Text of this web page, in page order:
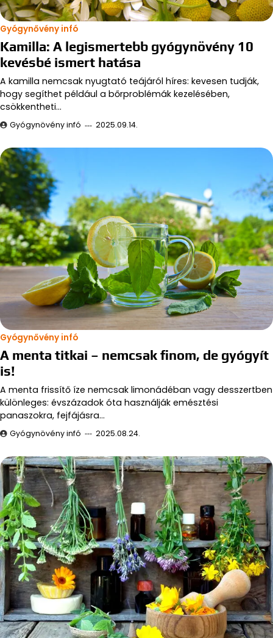
Gyógynővény infó
Kamilla: A legismertebb gyógynövény 10
kevésbé ismert hatása
A kamilla nemcsak nyugtató teájáról híres: kevesen tudják,
hogy segíthet például a bőrproblémák kezelésében,
csökkentheti…
Gyógynövény infó 2025.09.14.
Gyógynővény infó
A menta titkai – nemcsak finom, de gyógyít
is!
A menta frissítő íze nemcsak limonádéban vagy desszertben
különleges: évszázadok óta használják emésztési
panaszokra, fejfájásra…
Gyógynövény infó 2025.08.24.